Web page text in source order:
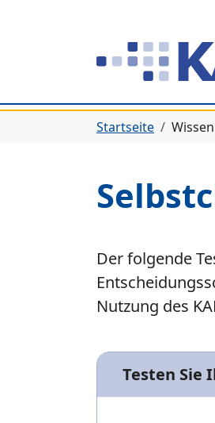
Sie befinden
Startseite Wissen
Der folgende
Nutzung des
Testen Sie